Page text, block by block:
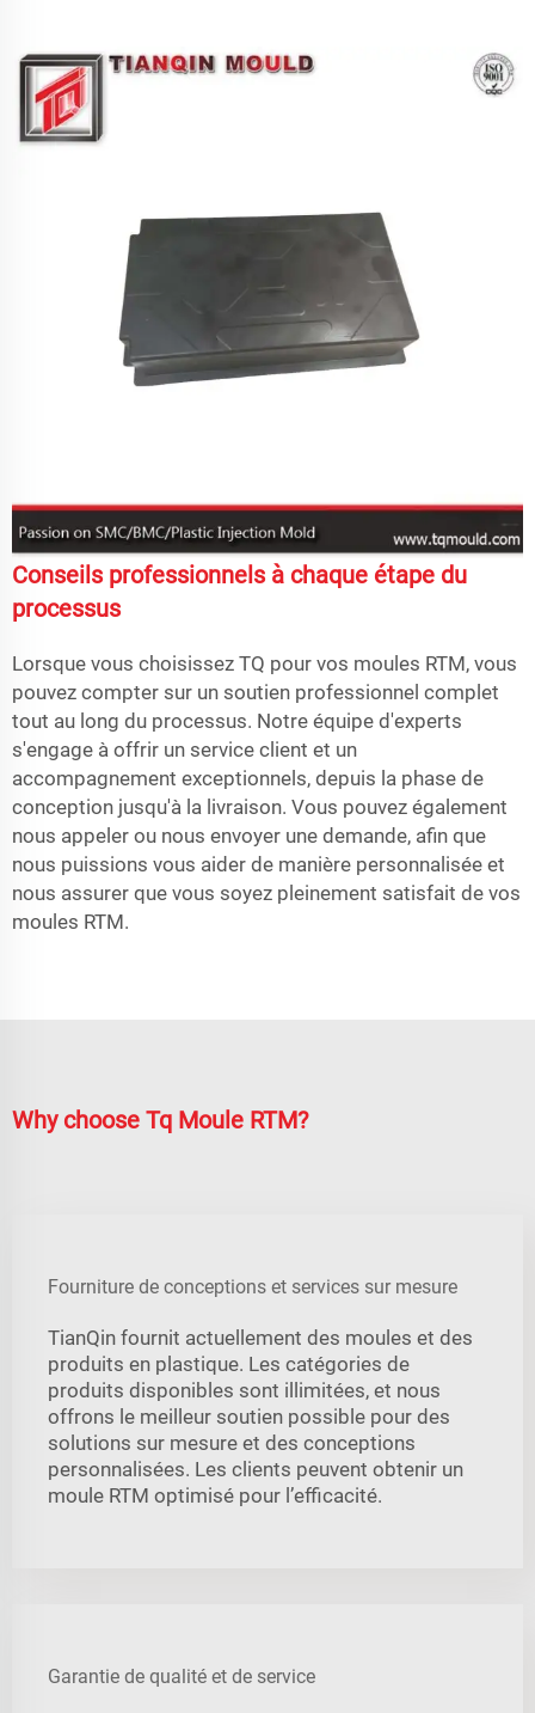
Conseils professionnels à chaque étape du
processus
Lorsque vous choisissez TQ pour vos moules RTM, vous
pouvez compter sur un soutien professionnel complet
tout au long du processus. Notre équipe d'experts
s'engage à offrir un service client et un
accompagnement exceptionnels, depuis la phase de
conception jusqu'à la livraison. Vous pouvez également
nous appeler ou nous envoyer une demande, afin que
nous puissions vous aider de manière personnalisée et
nous assurer que vous soyez pleinement satisfait de vos
moules RTM.
Why choose Tq Moule RTM?
Fourniture de conceptions et services sur mesure
TianQin fournit actuellement des moules et des
produits en plastique. Les catégories de
produits disponibles sont illimitées, et nous
offrons le meilleur soutien possible pour des
solutions sur mesure et des conceptions
personnalisées. Les clients peuvent obtenir un
moule RTM optimisé pour l’efficacité.
Garantie de qualité et de service